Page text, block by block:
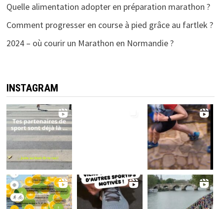
Quelle alimentation adopter en préparation marathon ?
Comment progresser en course à pied grâce au fartlek ?
2024 – où courir un Marathon en Normandie ?
INSTAGRAM